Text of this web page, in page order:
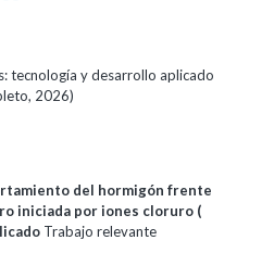
tecnología y desarrollo aplicado
2026)
del hormigón frente
iniciada por iones cloruro (
Trabajo relevante